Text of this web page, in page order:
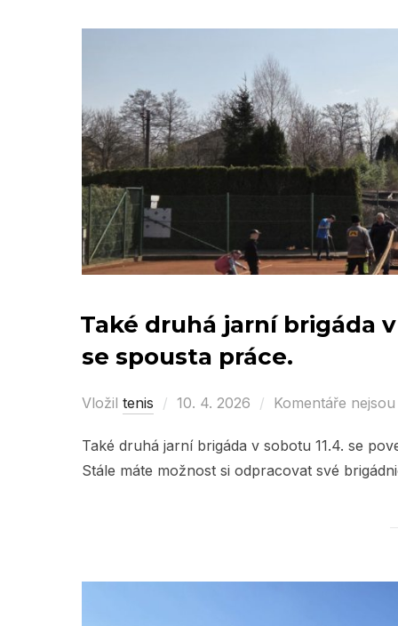
Také druhá jarní brigáda
se spousta práce.
Vložil tenis
Posted
10. 4. 2026 Komentáře
Také druhá jarní brigáda v sobotu 11.4. se
Stále máte možnost si odpracovat své